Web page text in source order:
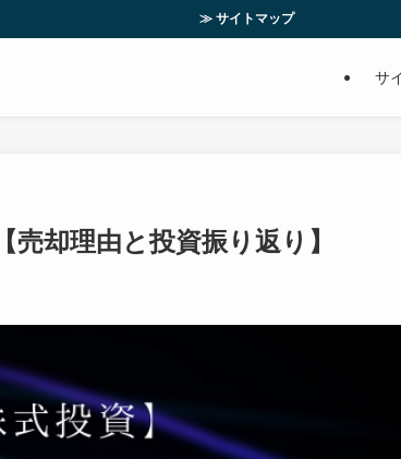
≫ サイトマップ
サ
売却理由と投資振り返り】